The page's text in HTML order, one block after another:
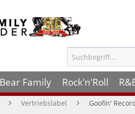
Bear Family Rock'n'Roll
Vertriebslabel Goofin'